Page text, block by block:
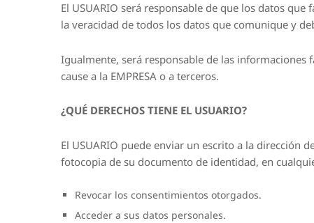
El USUARIO será responsable de que los datos
la veracidad de todos los datos que comunique y
Igualmente, será responsable de las informaciones
cause a la EMPRESA o a terceros.
¿QUÉ DERECHOS TIENE EL USUARIO?
El USUARIO puede enviar un escrito a la dirección
fotocopia de su documento de identidad, en
Revocar los consentimientos otorgados.
Acceder a sus datos personales.